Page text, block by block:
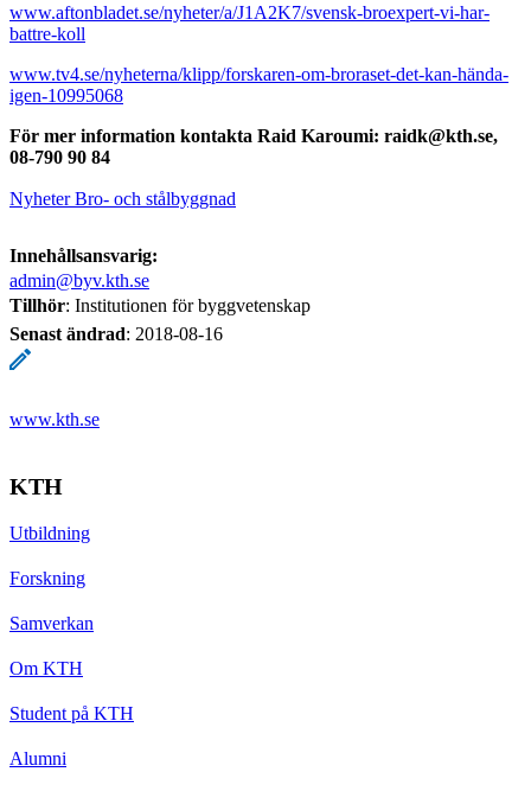
www.aftonbladet.se/nyheter/a/J1A2K7/svensk-broexpert-vi-har-
battre-koll
www.tv4.se/nyheterna/klipp/forskaren-om-broraset-det-kan-hända-
igen-10995068
För mer information kontakta Raid Karoumi: raidk@kth.se,
08-790 90 84
Nyheter Bro- och stålbyggnad
Innehållsansvarig:
admin@byv.kth.se
Tillhör: Institutionen för byggvetenskap
Senast ändrad: 2018-08-16
www.kth.se
KTH
Utbildning
Forskning
Samverkan
Om KTH
Student på KTH
Alumni